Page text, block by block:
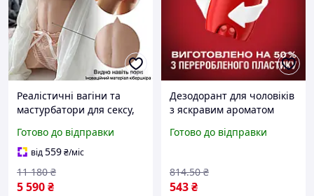
Реалістичні вагіни та
мастурбатори для сексу,
Мастурбатори/торс
жіночий XISES
Готово до відправки
від559₴/міс
5 590₴
11 180 ₴
Дезодорант для чоловіків
з яскравим ароматом
поту без слідів на одязі
Готово до відправки
543₴
814.50 ₴